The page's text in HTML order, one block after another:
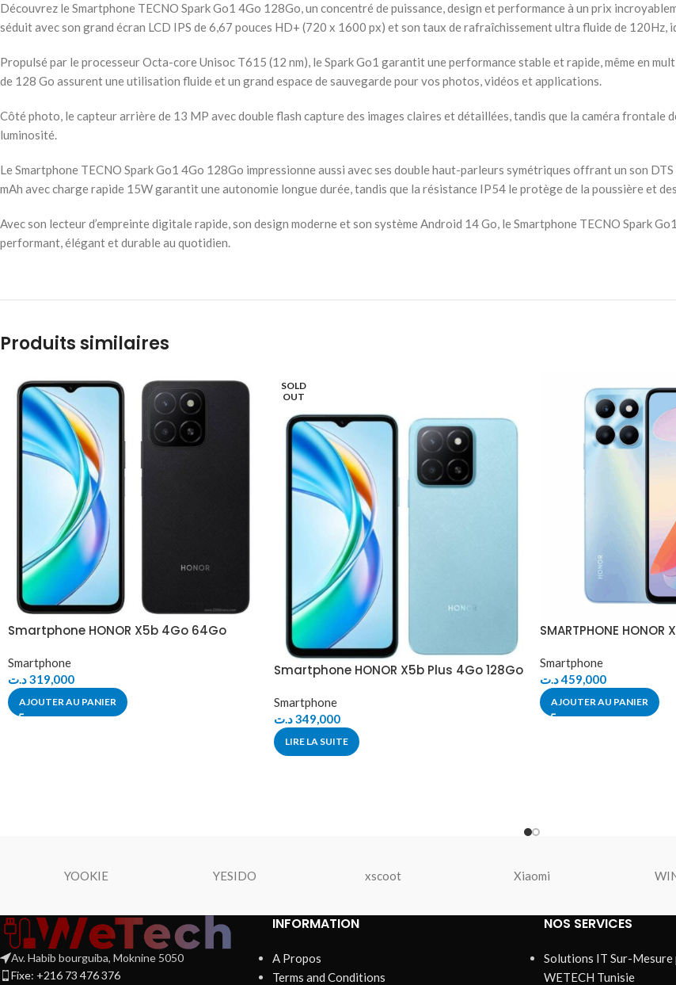
Découvrez le Smartphone TECNO Spark Go1 4Go 128Go, un concentré de puissance, design et performance à un prix
séduit avec son grand écran LCD IPS de 6,67 pouces HD+ (720 x 1600 px) et son taux de rafraîchissement ultra fluide de
Propulsé par le processeur Octa-core Unisoc T615 (12 nm), le Spark Go1 garantit une performance stable et rapide, même en
de 128 Go assurent une utilisation fluide et un grand espace de sauvegarde pour vos photos, vidéos et applications.
Côté photo, le capteur arrière de 13 MP avec double flash capture des images claires et détaillées, tandis que la caméra frontale
luminosité.
Le Smartphone TECNO Spark Go1 4Go 128Go impressionne aussi avec ses double haut-parleurs symétriques offrant un son
mAh avec charge rapide 15W garantit une autonomie longue durée, tandis que la résistance IP54 le protège de la poussière et
Avec son lecteur d’empreinte digitale rapide, son design moderne et son système Android 14 Go, le Smartphone TECNO Spark
performant, élégant et durable au quotidien.
Produits similaires
Smartphone HONOR X5b 4Go 64Go
Smartphone
319,000د.ت
AJOUTER AU PANIER
SOLD
OUT
Smartphone HONOR X5b Plus 4Go 128Go
Smartphone
349,000د.ت
LIRE LA SUITE
SMARTPHONE
Smartphone
459,000د.ت
AJOUTER AU PANIER
YOOKIE YESIDO xscoot Xiaomi
Av. Habib bourguiba, Moknine 5050
Fixe: +216 73 476 376
INFORMATION
A Propos
Terms and Conditions
NOS SERVICES
Solutions IT Sur-Mesure
WETECH Tunisie